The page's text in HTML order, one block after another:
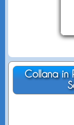
Collana in